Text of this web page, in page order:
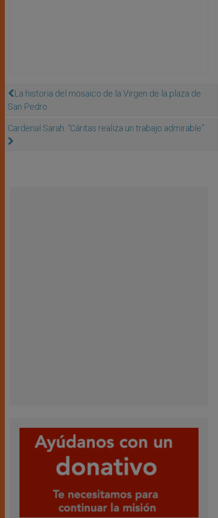
La historia del mosaico de la Virgen de la plaza de
San Pedro
Cardenal Sarah: “Cáritas realiza un trabajo admirable”